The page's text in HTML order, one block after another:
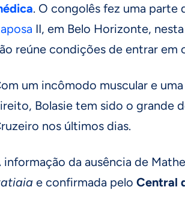
. O congolês fez uma parte
II, em Belo Horizonte,
reúne condições de entrar em
um incômodo muscular e
Bolasie tem sido o grande
nos últimos dias.
informação da ausência de
e confirmada pelo Central